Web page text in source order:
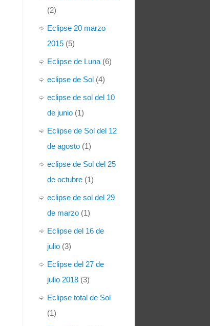
(2)
Eclipse 20 marzo
2015 (5)
Eclipse de Luna (6)
eclipse de Sol (4)
eclipse de sol del 10
de junio (1)
Eclipse de Sol del 12
de agosto (1)
eclipse de Sol del 25
de octubre (1)
eclipse de sol del 29
de marzo (1)
Eclipse del 16 de
julio (3)
Eclipse del 27 de
julio 2018 (3)
Eclipse total de Sol
(1)